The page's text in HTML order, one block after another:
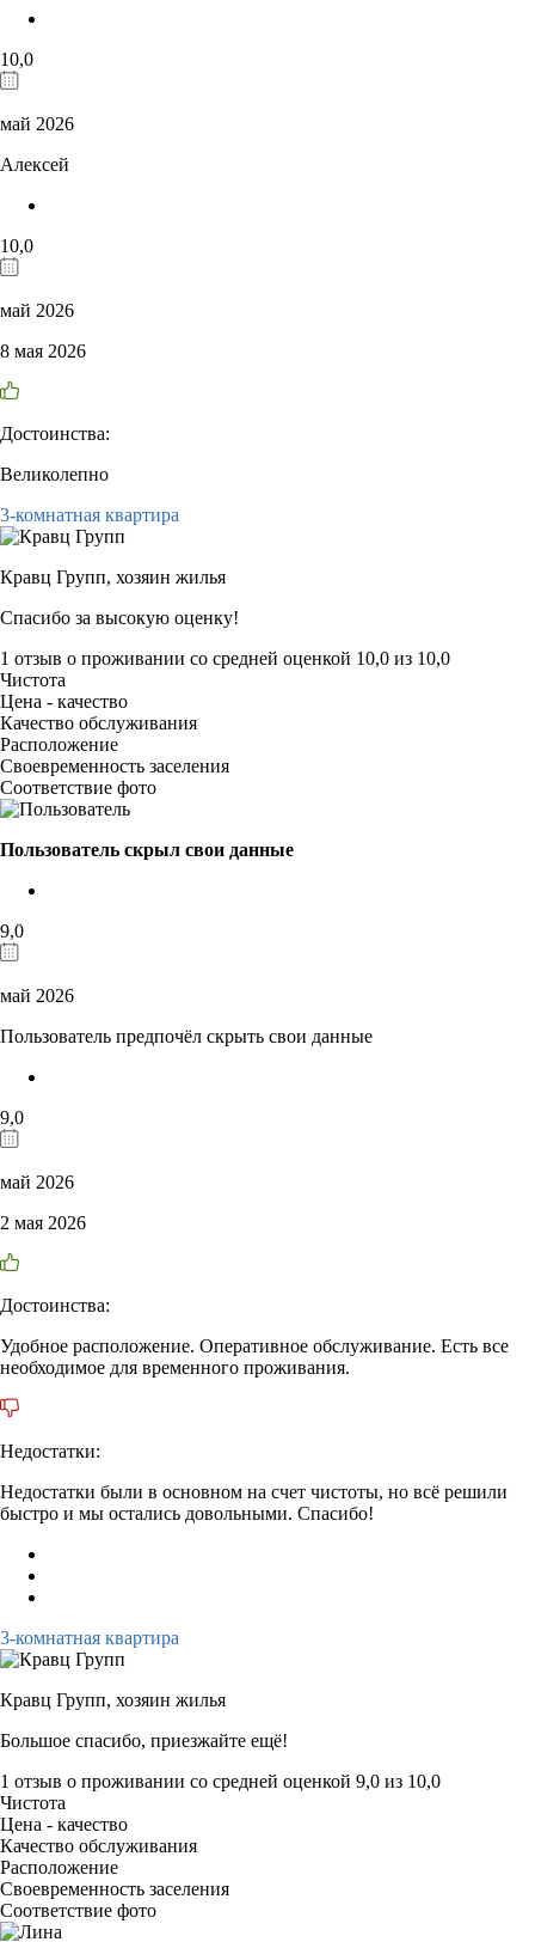
10,0
май 2026
Алексей
10,0
май 2026
8 мая 2026
Достоинства:
Великолепно
3-комнатная квартира
Кравц Групп, хозяин жилья
Спасибо за высокую оценку!
1 отзыв о проживании со средней оценкой 10,0 из 10,0
Чистота
Цена - качество
Качество обслуживания
Расположение
Своевременность заселения
Соответствие фото
Пользователь скрыл свои данные
9,0
май 2026
Пользователь предпочёл скрыть свои данные
9,0
май 2026
2 мая 2026
Достоинства:
Удобное расположение. Оперативное обслуживание. Есть все
необходимое для временного проживания.
Недостатки:
Недостатки были в основном на счет чистоты, но всё решили
быстро и мы остались довольными. Спасибо!
3-комнатная квартира
Кравц Групп, хозяин жилья
Большое спасибо, приезжайте ещё!
1 отзыв о проживании со средней оценкой 9,0 из 10,0
Чистота
Цена - качество
Качество обслуживания
Расположение
Своевременность заселения
Соответствие фото